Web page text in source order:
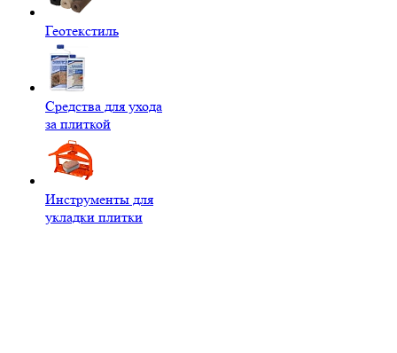
Геотекстиль
Средства для ухода
за плиткой
Инструменты для
укладки плитки